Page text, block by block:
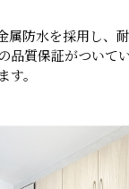
属防水を採用し、
品質保証がついて
。